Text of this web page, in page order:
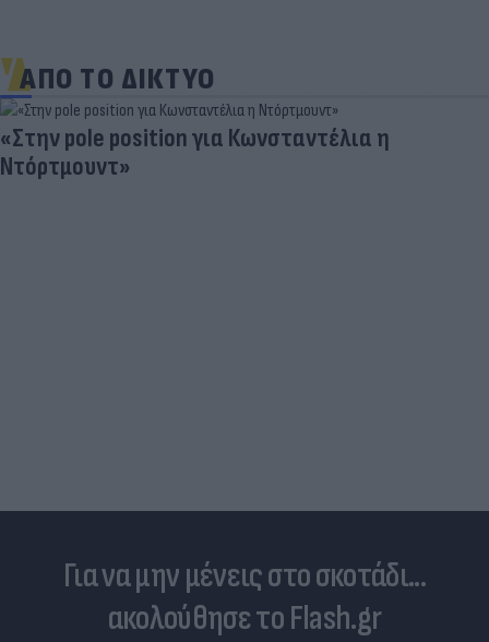
ΑΠΟ ΤΟ ΔΙΚΤΥΟ
«Στην pole position για Κωνσταντέλια η
Ντόρτμουντ»
Για να μην μένεις στο σκοτάδι...
ακολούθησε το Flash.gr